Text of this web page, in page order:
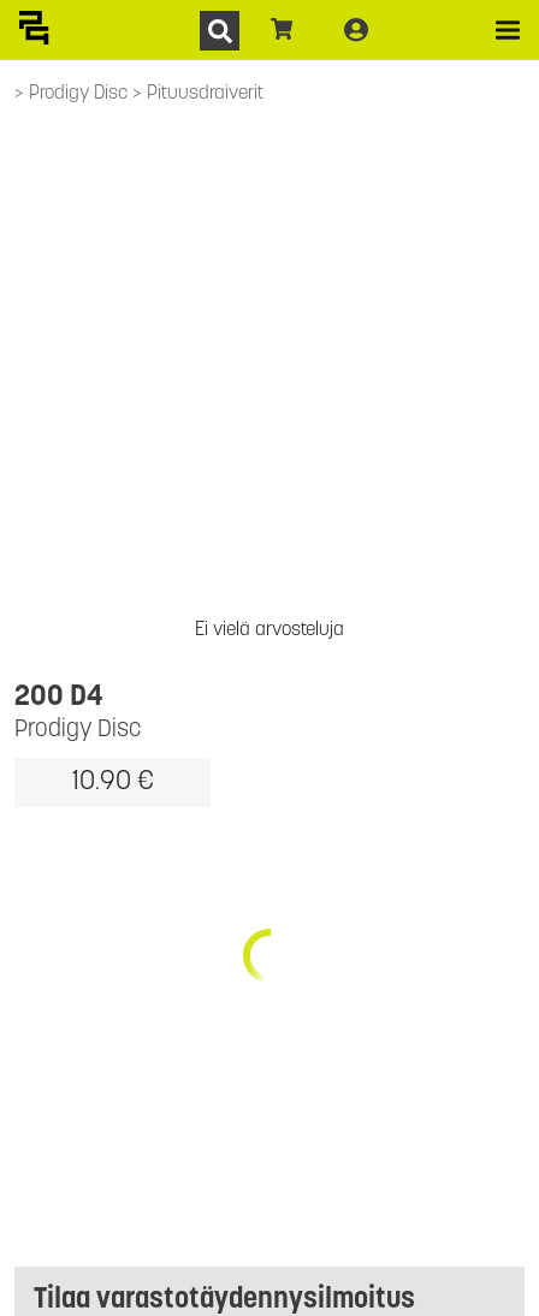
Prodigy Disc Pituusdraiverit
Ei vielä arvosteluja
Prodigy Disc
200 D4
10.90 €
Tilaa varastotäydennysilmoitus